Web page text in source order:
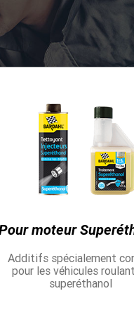
pour votre
En savoir plus
04 MAI 2021
Sébastien
ACTUALITÉS
moteur
Additifs spécialement
pour les véhicules
superéthanol